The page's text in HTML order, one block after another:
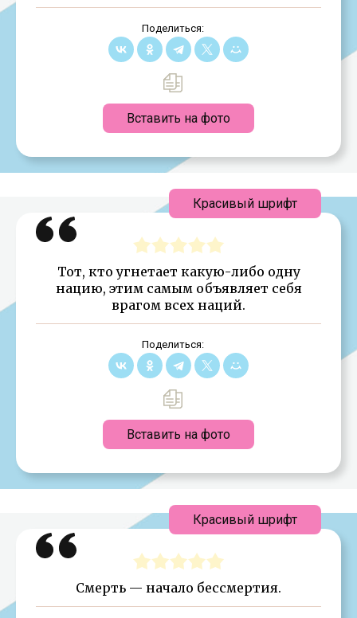
Поделиться:
Вставить на фото
Тот, кто угнетает какую-либо одну
нацию, этим самым объявляет себя
врагом всех наций.
Поделиться:
Вставить на фото
Красивый шрифт
Смерть — начало бессмертия.
Красивый шрифт